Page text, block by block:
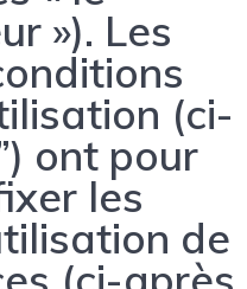
»). Les
(ci-
ont pour
les
de